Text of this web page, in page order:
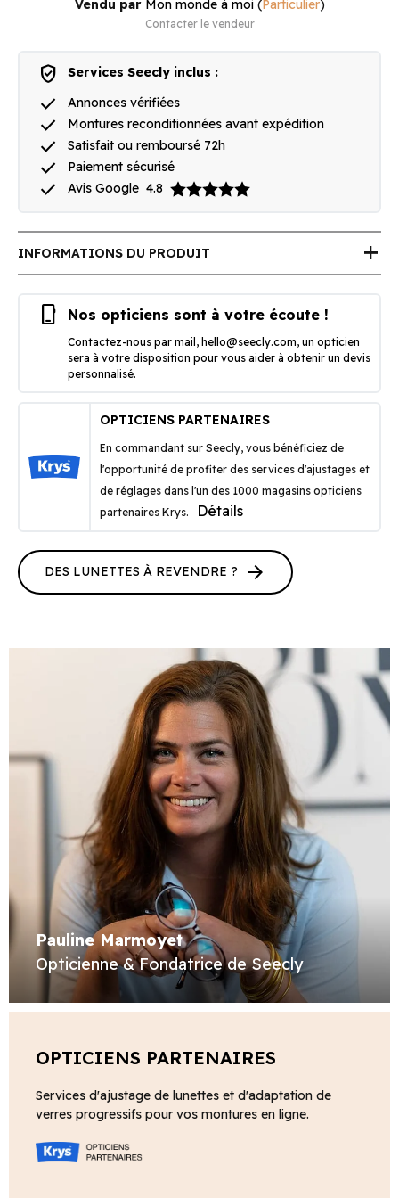
Vendu par Mon monde à moi(Particulier)
Contacter le vendeur
verified_user Services Seecly inclus :
done Annonces vérifiées
done Montures reconditionnées avant expédition
done Satisfait ou remboursé 72h
done Paiement sécurisé
done Avis Google 4.8
INFORMATIONS DU PRODUIT add
phone_iphone Nos opticiens sont à votre écoute !
Contactez-nous par mail, hello@seecly.com, un opticien
sera à votre disposition pour vous aider à obtenir un devis
personnalisé.
OPTICIENS PARTENAIRES
En commandant sur Seecly, vous bénéficiez de
l'opportunité de profiter des services d'ajustages et
de réglages dans l'un des 1000 magasins opticiens
partenaires Krys.
Détails
DES LUNETTES À REVENDRE ? arrow_forward
Pauline Marmoyet
Opticienne & Fondatrice de Seecly
OPTICIENS PARTENAIRES
Services d'ajustage de lunettes et d'adaptation de
verres progressifs pour vos montures en ligne.